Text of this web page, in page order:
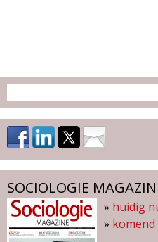
SOCIOLOGIE
» huidig
»